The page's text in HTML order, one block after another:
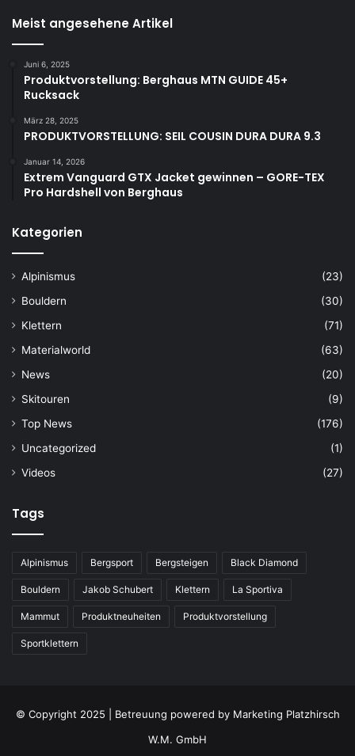
Meist angesehene Artikel
Juni 6, 2025
Produktvorstellung: Berghaus MTN GUIDE 45+
Rucksack
März 28, 2025
PRODUKTVORSTELLUNG: SEIL COUSIN DURA DURA 9.3
Januar 14, 2026
Extrem Vanguard GTX Jacket gewinnen – GORE-TEX
Pro Hardshell von Berghaus
Kategorien
Alpinismus
(23)
Bouldern
(30)
Klettern
(71)
Materialworld
(63)
News
(20)
Skitouren
(9)
Top News
(176)
Uncategorized
(1)
Videos
(27)
Tags
Alpinismus Bergsport Bergsteigen Black Diamond
Bouldern Jakob Schubert Klettern La Sportiva
Mammut Produktneuheiten Produktvorstellung
Sportklettern
© Copyright 2025 | Betreuung powered by Marketing Platzhirsch
W.M. GmbH